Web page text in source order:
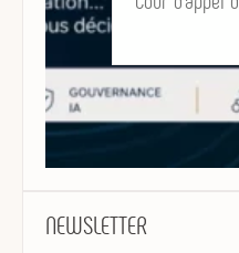
NEWSLETTER